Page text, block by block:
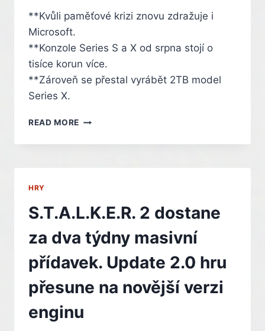
**Kvůli paměťové krizi znovu zdražuje i
Microsoft.
**Konzole Series S a X od srpna stojí o
tisíce korun více.
**Zároveň se přestal vyrábět 2TB model
Series X.
READ MORE MICROSOFT
XBOXY
V
ČESKU
SE
UŽ
ALE
SKORO
NEDAJÍ
HRY
S.T.A.L.K.E.R. 2 dostane
za dva týdny masivní
přídavek. Update 2.0 hru
přesune na novější verzi
enginu